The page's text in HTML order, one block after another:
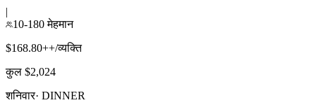
|
10-180 मेहमान
$168.80++/व्यक्ति
कुल $2,024
शनिवार· DINNER